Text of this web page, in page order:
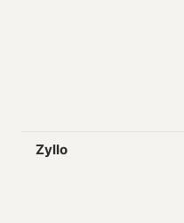
Zyllo